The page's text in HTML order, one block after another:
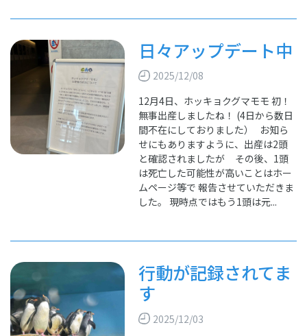
日々アップデート中
2025/12/08
12月4日、ホッキョクグマモモ 初！
無事出産しましたね！ (4日から数日
間不在にしておりました） お知ら
せにもありますように、出産は2頭
と確認されましたが その後、1頭
は死亡した可能性が高いことはホー
ムページ等で 報告させていただきま
した。 現時点ではもう1頭は元...
行動が記録されてま
す
2025/12/03